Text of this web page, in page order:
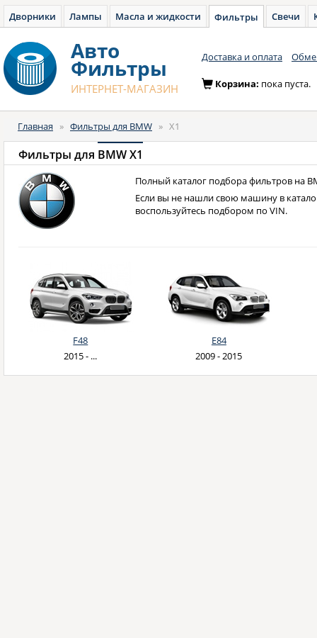
Дворники Лампы Масла и жидкости Фильтры Свечи
Авто
Фильтры
ИНТЕРНЕТ-МАГАЗИН
Доставка и оплата
Корзина: пока пуста.
Главная » Фильтры для BMW » X1
Фильтры для BMW X1
Полный каталог подбора фильтров на
Если вы не нашли свою машину в
воспользуйтесь подбором по VIN.
F48
2015 - ...
E84
2009 - 2015